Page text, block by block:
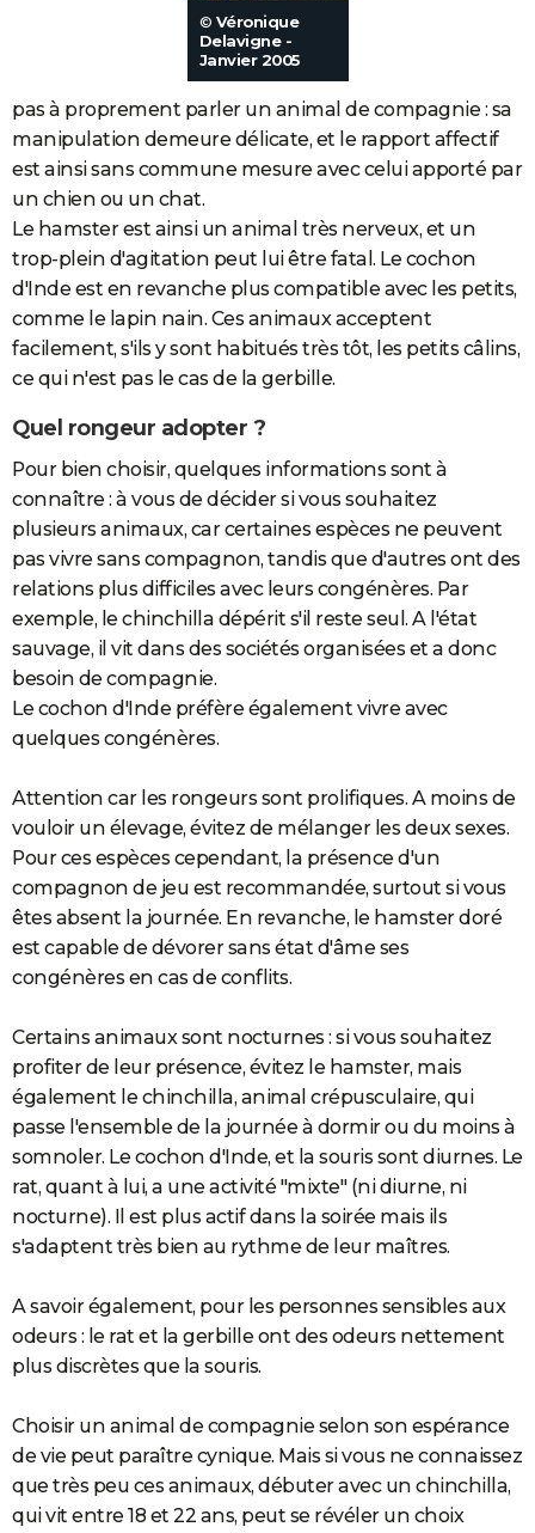
© Véronique
Delavigne -
Janvier 2005
pas à proprement parler un animal de compagnie : sa
manipulation demeure délicate, et le rapport affectif
est ainsi sans commune mesure avec celui apporté par
un chien ou un chat.
Le hamster est ainsi un animal très nerveux, et un
trop-plein d'agitation peut lui être fatal. Le cochon
d'Inde est en revanche plus compatible avec les petits,
comme le lapin nain. Ces animaux acceptent
facilement, s'ils y sont habitués très tôt, les petits câlins,
ce qui n'est pas le cas de la gerbille.
Quel rongeur adopter ?
Pour bien choisir, quelques informations sont à
connaître : à vous de décider si vous souhaitez
plusieurs animaux, car certaines espèces ne peuvent
pas vivre sans compagnon, tandis que d'autres ont des
relations plus difficiles avec leurs congénères. Par
exemple, le chinchilla dépérit s'il reste seul. A l'état
sauvage, il vit dans des sociétés organisées et a donc
besoin de compagnie.
Le cochon d'Inde préfère également vivre avec
quelques congénères.
Attention car les rongeurs sont prolifiques. A moins de
vouloir un élevage, évitez de mélanger les deux sexes.
Pour ces espèces cependant, la présence d'un
compagnon de jeu est recommandée, surtout si vous
êtes absent la journée. En revanche, le hamster doré
est capable de dévorer sans état d'âme ses
congénères en cas de conflits.
Certains animaux sont nocturnes : si vous souhaitez
profiter de leur présence, évitez le hamster, mais
également le chinchilla, animal crépusculaire, qui
passe l'ensemble de la journée à dormir ou du moins à
somnoler. Le cochon d'Inde, et la souris sont diurnes. Le
rat, quant à lui, a une activité "mixte" (ni diurne, ni
nocturne). Il est plus actif dans la soirée mais ils
s'adaptent très bien au rythme de leur maîtres.
A savoir également, pour les personnes sensibles aux
odeurs : le rat et la gerbille ont des odeurs nettement
plus discrètes que la souris.
Choisir un animal de compagnie selon son espérance
de vie peut paraître cynique. Mais si vous ne connaissez
que très peu ces animaux, débuter avec un chinchilla,
qui vit entre 18 et 22 ans, peut se révéler un choix